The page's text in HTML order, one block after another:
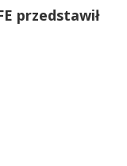
przedstawił